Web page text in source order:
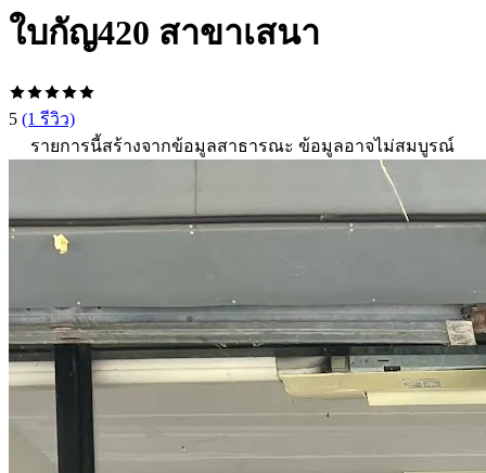
ใบกัญ420 สาขาเสนา
5 (1 รีวิว)
รายการนี้สร้างจากข้อมูลสาธารณะ ข้อมูลอาจไม่สมบูรณ์